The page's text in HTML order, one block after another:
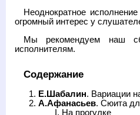
Неоднократное
огромный интерес у
Мы рекомендуем наш
исполнителям.
Содержание
Е.Шабалин. Вариации
А.Афанасьев. Сюита
На прогулке